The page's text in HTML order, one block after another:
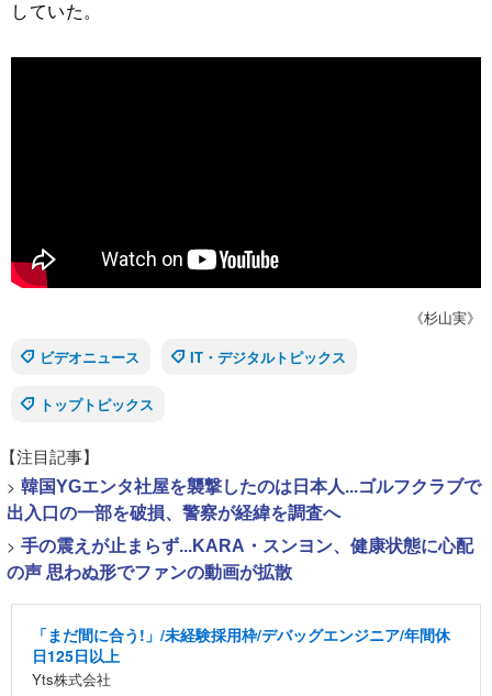
していた。
《杉山実》
ビデオニュース
IT・デジタルトピックス
トップトピックス
【注目記事】
> 韓国YGエンタ社屋を襲撃したのは日本人...ゴルフクラブで
出入口の一部を破損、警察が経緯を調査へ
> 手の震えが止まらず...KARA・スンヨン、健康状態に心配
の声 思わぬ形でファンの動画が拡散
「まだ間に合う!」/未経験採用枠/デバッグエンジニア/年間休
日125日以上
Yts株式会社